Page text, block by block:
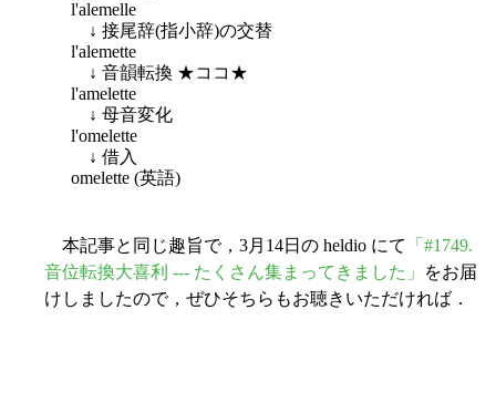
l'alemelle
↓ 接尾辞(指小辞)の交替
l'alemette
↓ 音韻転換 ★ココ★
l'amelette
↓ 母音変化
l'omelette
↓ 借入
omelette (英語)
本記事と同じ趣旨で，3月14日の heldio にて
「#1749.
音位転換大喜利 --- たくさん集まってきました」
をお届
けしましたので，ぜひそちらもお聴きいただければ．